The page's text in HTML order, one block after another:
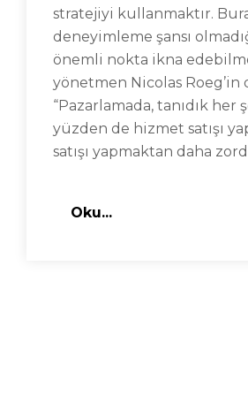
stratejiyi kullanmaktır.
deneyimleme şansı
önemli nokta ikna
yönetmen Nicolas Roeg’in
“Pazarlamada, tanıdık her
yüzden de hizmet satışı
satışı yapmaktan daha
Oku...